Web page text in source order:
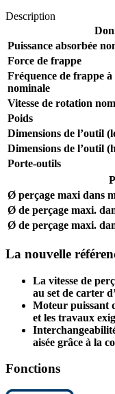
Description
Puissance absorbée
Force de frappe
Fréquence de frappe à
nominale
Vitesse de rotation
Poids
Dimensions de l’outil
Dimensions de l’outil
Porte-outils
Ø perçage maxi dans
Ø de perçage maxi.
Ø de perçage maxi.
La nouvelle
La vitesse de
au set de carter
Moteur puissant
et les travaux
aisée grâce à la
Fonctions